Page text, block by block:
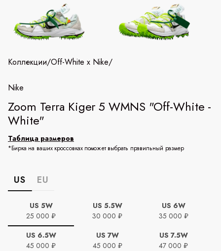
Коллекции/Off-White x Nike/
Nike
Zoom Terra Kiger 5 WMNS "Off-White -
White"
Таблица размеров
*Бирка на ваших кроссовках поможет выбрать правильный размер
US EU
US 5W
25 000 ₽
US 5.5W
30 000 ₽
US 6W
35 000 ₽
US 6.5W
45 000 ₽
US 7W
45 000 ₽
US 7.5W
47 000 ₽